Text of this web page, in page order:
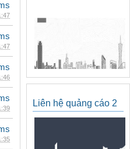
Liên hệ quảng cáo 2